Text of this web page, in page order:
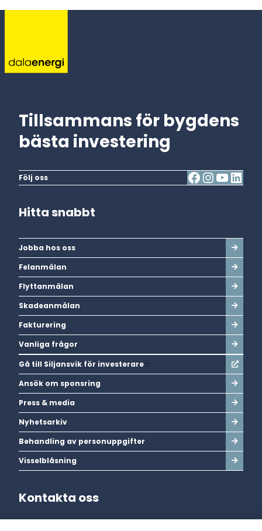
Tillsammans för bygdens
bästa investering
Följ oss
Hitta snabbt
Jobba hos oss
Felanmälan
Flyttanmälan
Skadeanmälan
Fakturering
Vanliga frågor
Gå till Siljansvik för investerare
Ansök om sponsring
Press & media
Nyhetsarkiv
Behandling av personuppgifter
Visselblåsning
Kontakta oss